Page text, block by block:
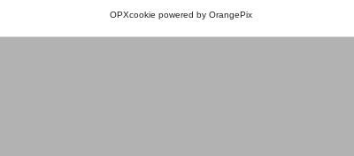
OPXcookie powered by OrangePix